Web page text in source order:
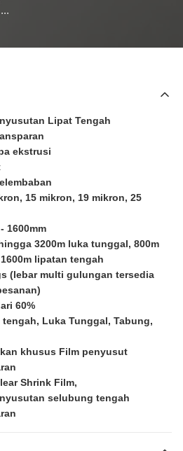
Lipat Tengah
ekstrusi
15 mikron, 19 mikron, 25
1600mm
3200m luka tunggal, 800m
lipatan tengah
(lebar multi gulungan tersedia
60%
tengah, Luka Tunggal, Tabung,
khusus Film penyusut
Shrink Film,
selubung tengah